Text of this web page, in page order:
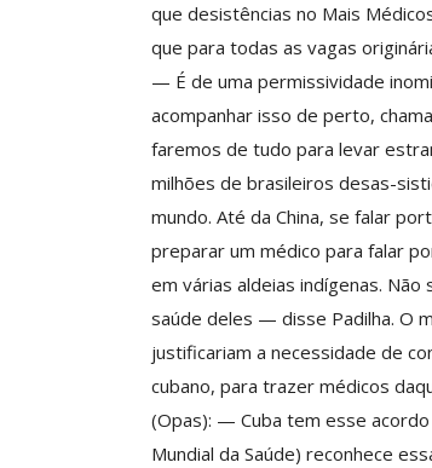
que desistências no Mais
que para todas as vagas
— É de uma permissividade
acompanhar isso de perto,
faremos de tudo para levar
milhões de brasileiros desas-
mundo. Até da China, se falar
preparar um médico para falar
em várias aldeias indígenas. Não
saúde deles — disse Padilha. O
justificariam a necessidade de
cubano, para trazer médicos
(Opas): — Cuba tem esse
Mundial da Saúde) reconhece
“Como